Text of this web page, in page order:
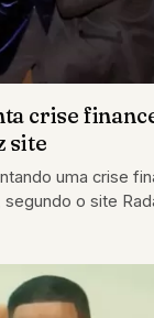
crise
site
uma crise
o site